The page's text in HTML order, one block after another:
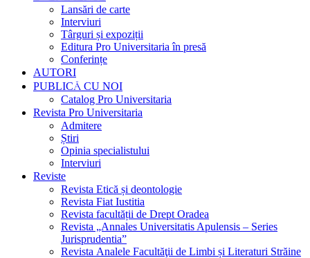
Lansări de carte
Interviuri
Târguri și expoziții
Editura Pro Universitaria în presă
Conferințe
AUTORI
PUBLICĂ CU NOI
Catalog Pro Universitaria
Revista Pro Universitaria
Admitere
Știri
Opinia specialistului
Interviuri
Reviste
Revista Etică și deontologie
Revista Fiat Iustitia
Revista facultății de Drept Oradea
Revista „Annales Universitatis Apulensis – Series
Jurisprudentia”
Revista Analele Facultăţii de Limbi și Literaturi Străine